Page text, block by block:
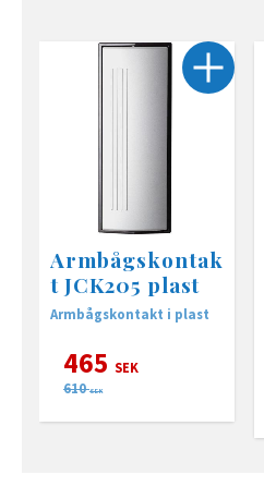
Armbågskontak
t JCK205 plast
Armbågskontakt i plast
465 SEK
610 SEK